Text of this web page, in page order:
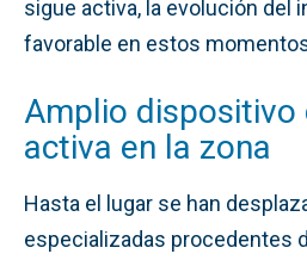
sigue activa, la evolución del
favorable en estos
Amplio dispositivo
activa en la zona
Hasta el lugar se han
especializadas procedentes